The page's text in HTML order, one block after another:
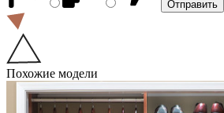
Похожие модели